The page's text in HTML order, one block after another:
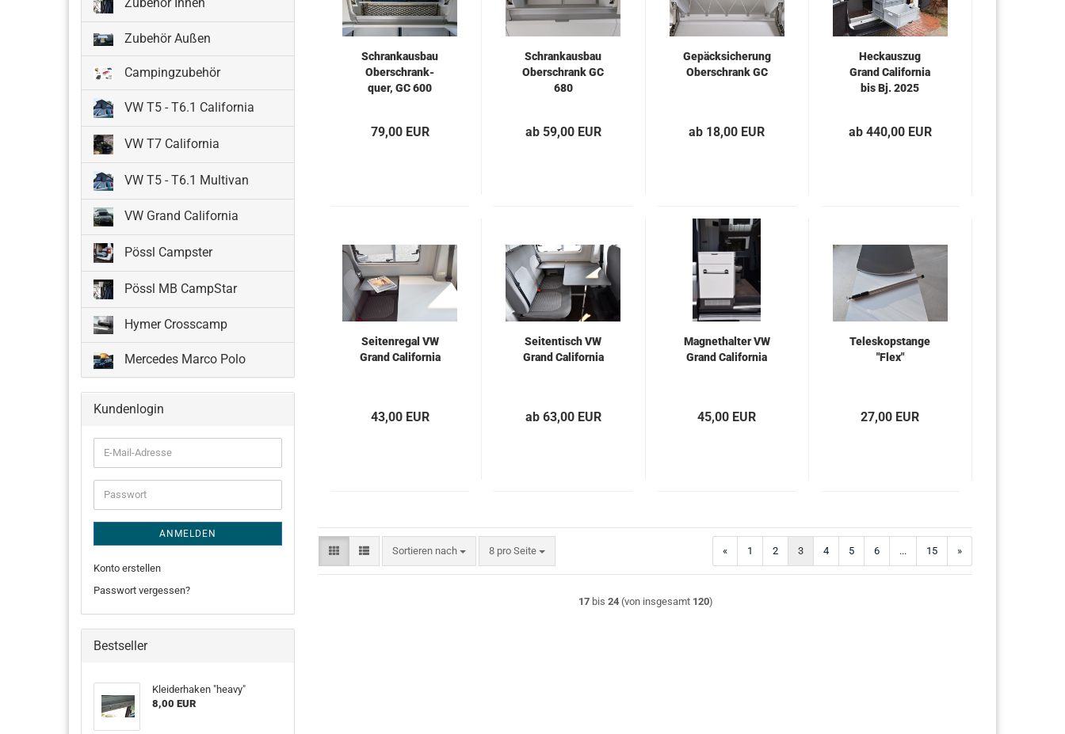
Schrankausbau
Oberschrank-
quer, GC 600
79,00 EUR
Schrankausbau
Oberschrank GC
680
ab 59,00 EUR
Gepäcksicherung
Oberschrank GC
ab 18,00 EUR
Heckauszug
Grand California
bis Bj. 2025
ab 440,00 EUR
Seitenregal VW
Grand California
43,00 EUR
Seitentisch VW
Grand California
ab 63,00 EUR
Magnethalter VW
Grand California
45,00 EUR
Teleskopstange
"Flex"
27,00 EUR
Sortieren nach
Sortieren nach 8 pro Seite
pro Seite « 1 2 3 4 5 6 ... 15 »
17bis 24(von insgesamt 120)
Zubehör Außen
Campingzubehör
VW T5 - T6.1 California
VW T7 California
VW T5 - T6.1 Multivan
VW Grand California
Pössl Campster
Pössl MB CampStar
Hymer Crosscamp
Mercedes Marco Polo
Kundenlogin
E-
Mail-
Adresse
Passwort
ANMELDEN
Konto erstellen
Passwort vergessen?
Bestseller
Kleiderhaken "heavy"
8,00 EUR